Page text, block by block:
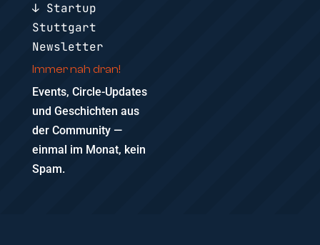
↓ Startup
Stuttgart
Newsletter
Immer nah dran!
Events, Circle-Updates
und Geschichten aus
der Community —
einmal im Monat, kein
Spam.